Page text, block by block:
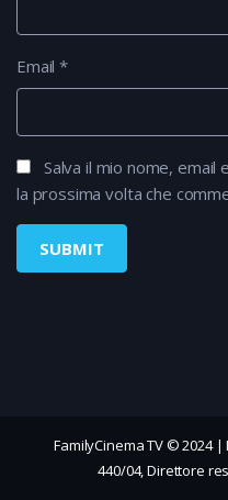
Email*
Salva il mio nome,
la prossima volta che
FamilyCinema TV © 2024
440/04, Direttore